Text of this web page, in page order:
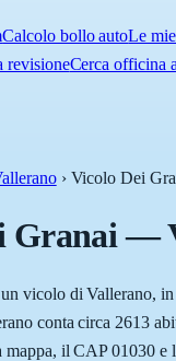
Calcolo bollo autoLe
revisioneCerca officina
› Vicolo Dei
Granai—
vicolo di Vallerano,
conta circa 2613
mappa, il CAP 01030 e